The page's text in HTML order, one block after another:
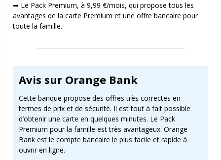
➡ Le Pack Premium, à 9,99 €/mois, qui propose tous les
avantages de la carte Premium et une offre bancaire pour
toute la famille.
Avis sur Orange Bank
Cette banque propose des offres très correctes en
termes de prix et de sécurité. Il est tout à fait possible
d’obtenir une carte en quelques minutes. Le Pack
Premium pour la famille est très avantageux. Orange
Bank est le compte bancaire le plus facile et rapide à
ouvrir en ligne.